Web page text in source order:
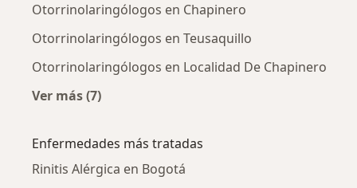
Otorrinolaringólogos en Chapinero
Otorrinolaringólogos en Teusaquillo
Otorrinolaringólogos en Localidad De Chapinero
Ver más (7)
Enfermedades más tratadas
Rinitis Alérgica en Bogotá